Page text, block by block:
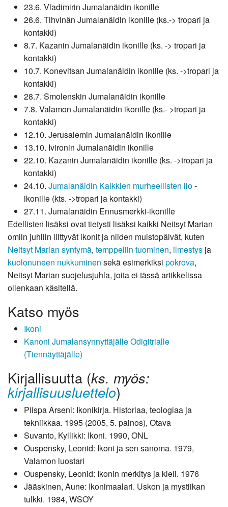
23.6. Vladimirin Jumalanäidin ikonille
26.6. Tihvinän Jumalanäidin ikonille (ks.-> tropari ja
kontakki)
8.7. Kazanin Jumalanäidin ikonille (ks. -> tropari ja
kontakki)
10.7. Konevitsan Jumalanäidin ikonille (ks. ->tropari ja
kontakki)
28.7. Smolenskin Jumalanäidin ikonille
7.8. Valamon Jumalanäidin ikonille (ks.- >tropari ja
kontakki)
12.10. Jerusalemin Jumalanäidin ikonille
13.10. Ivironin Jumalanäidin ikonille
22.10. Kazanin Jumalanäidin ikonille (ks. ->tropari ja
kontakki)
24.10. Jumalanäidin Kaikkien murheellisten ilo-
ikonille (kts. ->tropari ja kontakki)
27.11. Jumalanäidin Ennusmerkki-ikonille
Edellisten lisäksi ovat tietysti lisäksi kaikki Neitsyt Marian
omiin juhliin liittyvät ikonit ja niiden muistopäivät, kuten
Neitsyt Marian syntymä, temppeliin tuominen, ilmestys ja
kuolonuneen nukkuminen sekä esimerkiksi pokrova,
Neitsyt Marian suojelusjuhla, joita ei tässä artikkelissa
ollenkaan käsitellä.
Katso myös
Ikoni
Kanoni Jumalansynnyttäjälle Odigitrialle
(Tiennäyttäjälle)
Kirjallisuutta (ks. myös:
kirjallisuusluettelo)
Piispa Arseni: Ikonikirja. Historiaa, teologiaa ja
tekniikkaa. 1995 (2005, 5. painos), Otava
Suvanto, Kyllikki: Ikoni. 1990, ONL
Ouspensky, Leonid: Ikoni ja sen sanoma. 1979,
Valamon luostari
Ouspensky, Leonid: Ikonin merkitys ja kieli. 1976
Jääskinen, Aune: Ikonimaalari. Uskon ja mystiikan
tulkki. 1984, WSOY